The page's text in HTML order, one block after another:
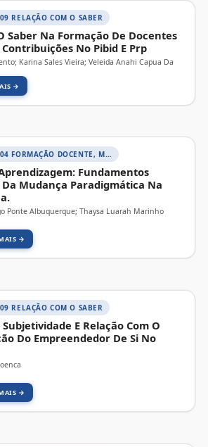
09 RELAÇÃO COM O SABER
Saber Na Formação De Docentes
No Pibid E Prp
Karina Sales Vieira; Veleida Anahi Capua Da
→
04 FORMAÇÃO DOCENTE, MEMÓRIA E HISTÓRIA DA EDUCAÇÃO
Fundamentos
Mudança Paradigmática Na
Ponte Albuquerque; Thaysa Luarah Marinho
→
09 RELAÇÃO COM O SABER
E Relação Com O
Do Empreendedor De Si No
→